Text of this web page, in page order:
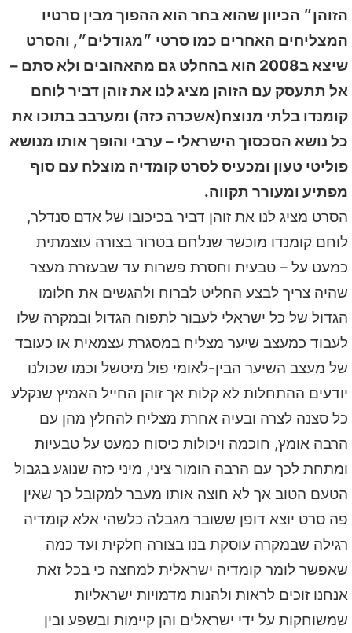
הזוהן״ הכיוון שהוא בחר הוא ההפוך מבין סרטיו
המצליחים האחרים כמו סרטי ״מגודלים״, והסרט
שיצא ב2008 הוא בהחלט גם מהאהובים ולא סתם –
אל תתעסק עם הזוהן מציג לנו את זוהן דביר לוחם
קומנדו בלתי מנוצח(אשכרה כזה) ומערבב בתוכו את
כל נושא הסכסוך הישראלי – ערבי והופך אותו מנושא
פוליטי טעון ומכעיס לסרט קומדיה מוצלח עם סוף
מפתיע ומעורר תקווה.
הסרט מציג לנו את זוהן דביר בכיכובו של אדם סנדלר,
לוחם קומנדו מוכשר שנלחם בטרור בצורה עוצמתית
כמעט על – טבעית וחסרת פשרות עד שבעזרת מעצר
שהיה צריך לבצע החליט לברוח ולהגשים את חלומו
הגדול של כל ישראלי לעבור לתפוח הגדול ובמקרה שלו
לעבוד כמעצב שיער מצליח במסגרת עצמאית או כעובד
של מעצב השיער הבין-לאומי פול מיטשל וכמו שכולנו
יודעים ההתחלות לא קלות אך זוהן החייל האמיץ שנקלע
כל סצנה לצרה ובעיה אחרת מצליח להחלץ מהן עם
הרבה אומץ, חוכמה ויכולות כיסוח כמעט על טבעיות
ומתחת לכך עם הרבה הומור ציני, מיני כזה שנוגע בגבול
הטעם הטוב אך לא חוצה אותו מעבר למקובל כך שאין
פה סרט יוצא דופן ששובר מגבלה כלשהי אלא קומדיה
רגילה שבמקרה עוסקת בנו בצורה חלקית ועד כמה
שאפשר לומר קומדיה ישראלית למחצה כי בכל זאת
אנחנו זוכים לראות ולהנות מדמויות ישראליות
שמשוחקות על ידי ישראלים והן קיימות ובשפע ובין